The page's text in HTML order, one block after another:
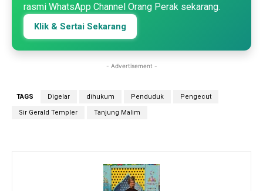
rasmi WhatsApp Channel Orang Perak sekarang.
Klik & Sertai Sekarang
- Advertisement -
TAGS Digelar dihukum Penduduk Pengecut
Sir Gerald Templer Tanjung Malim